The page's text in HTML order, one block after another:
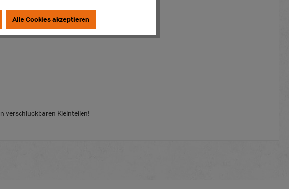
verschluckbaren Kleinteilen!
Alle Cookies akzeptieren